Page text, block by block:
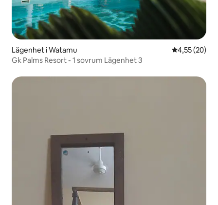
Lägenhet i Watamu 4,55 av 5 i
4,55 (20)
Gk Palms Resort - 1 sovrum Lägenhet 3